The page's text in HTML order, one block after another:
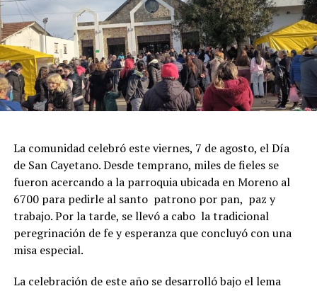
La comunidad celebró este viernes, 7 de agosto, el Día
de San Cayetano. Desde temprano, miles de fieles se
fueron acercando a la parroquia ubicada en Moreno al
6700 para pedirle al santo patrono por pan, paz y
trabajo. Por la tarde, se llevó a cabo la tradicional
peregrinación de fe y esperanza que concluyó con una
misa especial.
La celebración de este año se desarrolló bajo el lema